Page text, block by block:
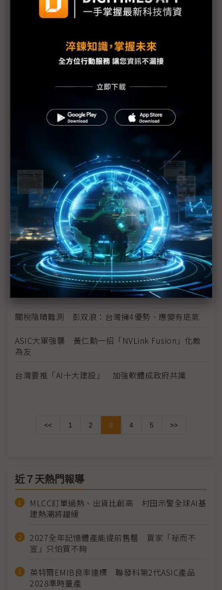
眾福科攜手友通、偉龍 打造IAE智慧停車方案
評析：NVIDIA ASIC大計合縱連橫 為何博通堅不屈
服？
威剛、群聯首登NVIDIA供應鏈背板 記憶體廠群攻AI
美超微台上催出貨 黃仁勳四兩撥千斤
高通主題演講有哪些玄機？ AI PC、資料中心新業務
受矚
評析：AI形塑台灣產業新價值 體質調整不能止於空
關稅陰晴難測 彭双浪：台灣擁4優勢、應變有底氣
ASIC大軍強襲 黃仁勳一招「NVLink Fusion」化敵
為友
台灣要推「AI十大建設」 加強軟體成政府共識
<< 1 2 3 4 5 >>
近７天熱門報導
MLCC訂單過熱、出貨比創高 村田示警全球AI基
建熱潮將趨緩
2027全年記憶體產能提前售罄 買家「祕而不
宣」只怕買不夠
英特爾EMIB良率達標 聯發科第2代ASIC產品
2028準時量產